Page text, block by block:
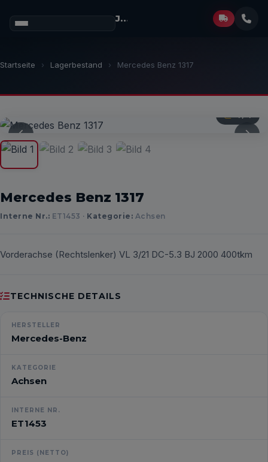
Josef Müller
Startseite › Lagerbestand › Mercedes Benz 1317
Mercedes Benz 1317
Interne Nr.: ET1453 · Kategorie: Achsen
Vorderachse (Rechtslenker) VL 3/21 DC-5.3 BJ 2000 400tkm
TECHNISCHE DETAILS
HERSTELLER
Mercedes-Benz
KATEGORIE
Achsen
INTERNE NR.
ET1453
PREIS (NETTO)